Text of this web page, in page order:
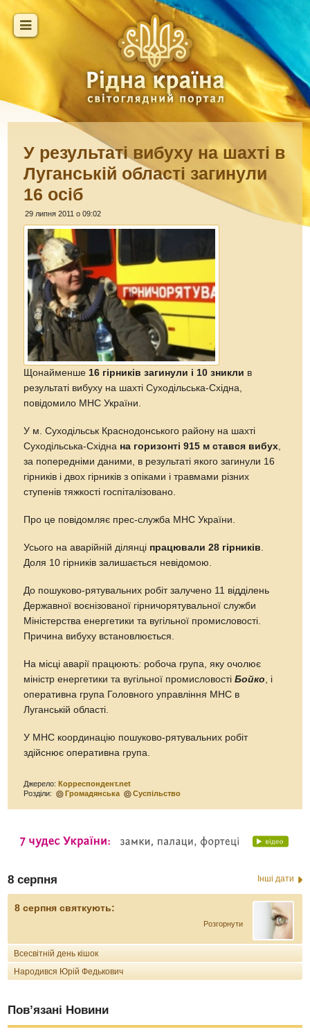
У результаті вибуху на шахті в
Луганській області загинули
16 осіб
29 липня 2011 о 09:02
Щонайменше 16 гірників загинули і 10 зникли в
результаті вибуху на шахті Суходільська-Східна,
повідомило МНС України.
У м. Суходільськ Краснодонського району на шахті
Суходільська-Східна на горизонті 915 м стався вибух
за попередніми даними, в результаті якого загинули 16
гірників і двох гірників з опіками і травмами різних
ступенів тяжкості госпіталізовано.
Про це повідомляє прес-служба МНС України.
Усього на аварійній ділянці працювали 28 гірників
Доля 10 гірників залишається невідомою.
До пошуково-рятувальних робіт залучено 11 відділень
Державної воєнізованої гірничорятувальної служби
Міністерства енергетики та вугільної промисловості.
Причина вибуху встановлюється.
На місці аварії працюють: робоча група, яку очолює
міністр енергетики та вугільної промисловостіБойко , і
оперативна група Головного управління МНС в
Луганській області.
У МНС координацію пошуково-рятувальних робіт
здійснює оперативна група.
Джерело: Корреспондент.net
Розділи:
Громадянська Суспільство
8 серпня Інші дати
8 серпня святкують:
Розгорнути
Всесвітній день кішок
Народився Юрій Федькович
Пов’язані Новини